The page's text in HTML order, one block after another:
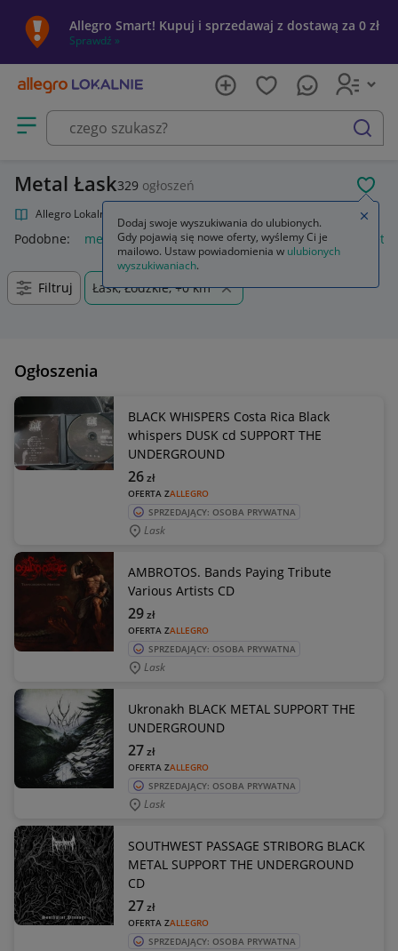
Allegro Smart! Kupuj i sprzedawaj z dostawą za 0 zł
Sprawdź »
Otwórz menu z kategoriami
szukaj
Metal Łask329 ogłoszeń
Allegro Lokalnie
Podobne: metal metal guard regał metalowy loreal
Filtruj Łask, Łódzkie, +0 km
Ogłoszenia
BLACK WHISPERS Costa Rica Black
whispers DUSK cd SUPPORT THE
UNDERGROUND
OFERTA ZALLEGRO
26zł
SPRZEDAJĄCY: OSOBA PRYWATNA
Lask
AMBROTOS. Bands Paying Tribute
Various Artists CD
OFERTA ZALLEGRO
29zł
SPRZEDAJĄCY: OSOBA PRYWATNA
Lask
Ukronakh BLACK METAL SUPPORT THE
UNDERGROUND
OFERTA ZALLEGRO
27zł
SPRZEDAJĄCY: OSOBA PRYWATNA
Lask
SOUTHWEST PASSAGE STRIBORG BLACK
METAL SUPPORT THE UNDERGROUND
CD
OFERTA ZALLEGRO
27zł
SPRZEDAJĄCY: OSOBA PRYWATNA
Dodaj swoje wyszukiwania do ulubionych.
Gdy pojawią się nowe oferty, wyślemy Ci je
mailowo. Ustaw powiadomienia w ulubionych
wyszukiwaniach.